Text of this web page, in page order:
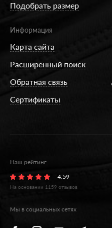
Подобрать размер
Информация
Карта сайта
Расширенный поиск
Обратная связь
Сертификаты
Наш рейтинг
4.59
На основании 1159 отзывов
Мы в социальных сетях